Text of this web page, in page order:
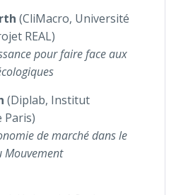
(CliMacro, Université
REAL)
pour faire face aux
(Diplab, Institut
Paris)
de marché dans le
Mouvement